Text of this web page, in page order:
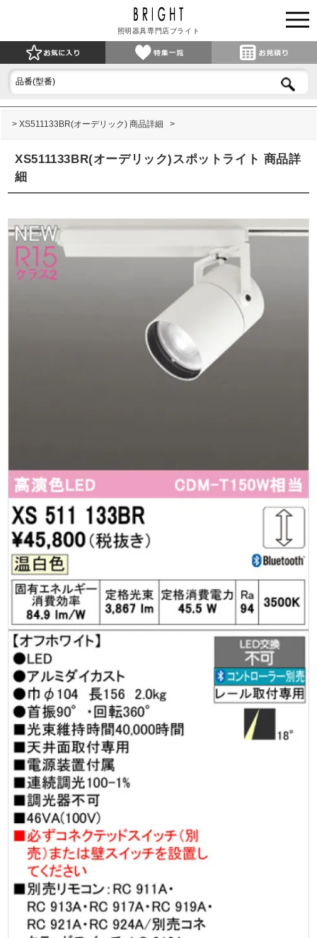
照明器具専門店ブライト
XS511133BR(オーデリック) 商品詳細
XS511133BR(オーデリック)スポットライト 商品詳
細